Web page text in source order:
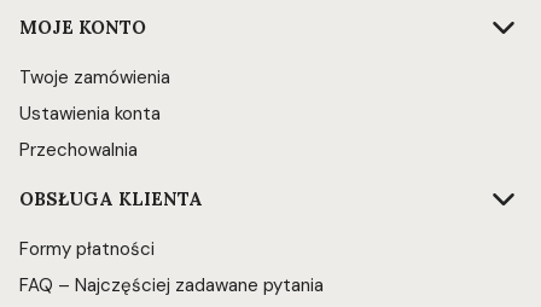
Linki w stopce
MOJE KONTO
Twoje zamówienia
Ustawienia konta
Przechowalnia
OBSŁUGA KLIENTA
Formy płatności
FAQ – Najczęściej zadawane pytania